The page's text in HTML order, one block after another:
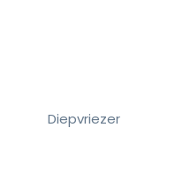
Diepvriezer